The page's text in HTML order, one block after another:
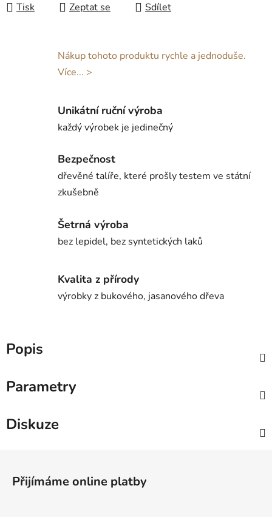
Tisk Zeptat se Sdílet
Nákup tohoto produktu rychle a jednoduše.
Více... >
Unikátní ruční výroba
každý výrobek je jedinečný
Bezpečnost
dřevěné talíře, které prošly testem ve státní
zkušebně
Šetrná výroba
bez lepidel, bez syntetických laků
Kvalita z přírody
výrobky z bukového, jasanového dřeva
Popis
Parametry
Diskuze
Přijímáme online platby